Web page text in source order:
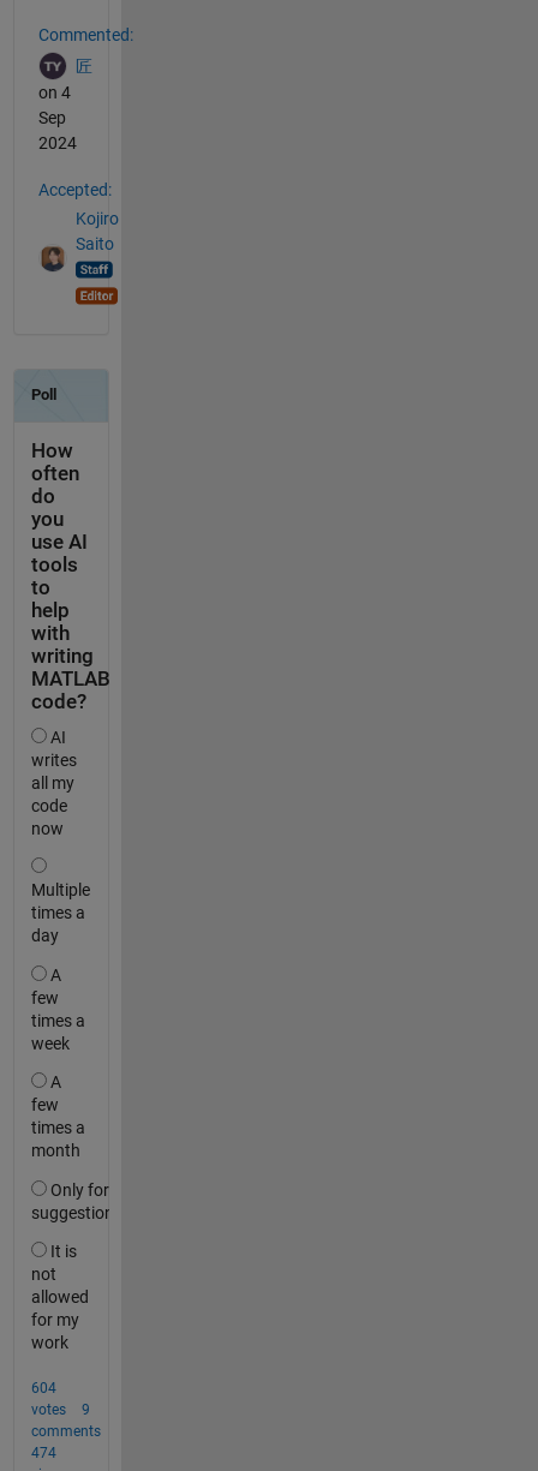
Commented:
匠
on 4
Sep
2024
Accepted:
Kojiro
Saito